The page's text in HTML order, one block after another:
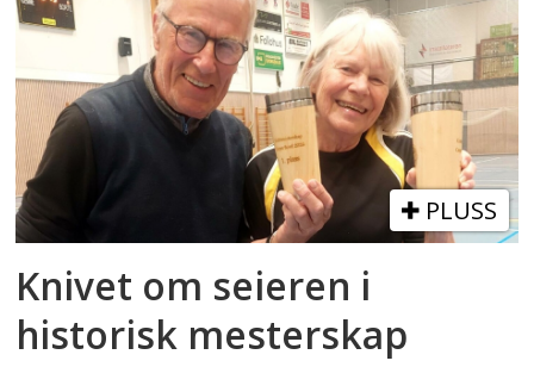
PLUSS
Knivet om seieren i
historisk mesterskap